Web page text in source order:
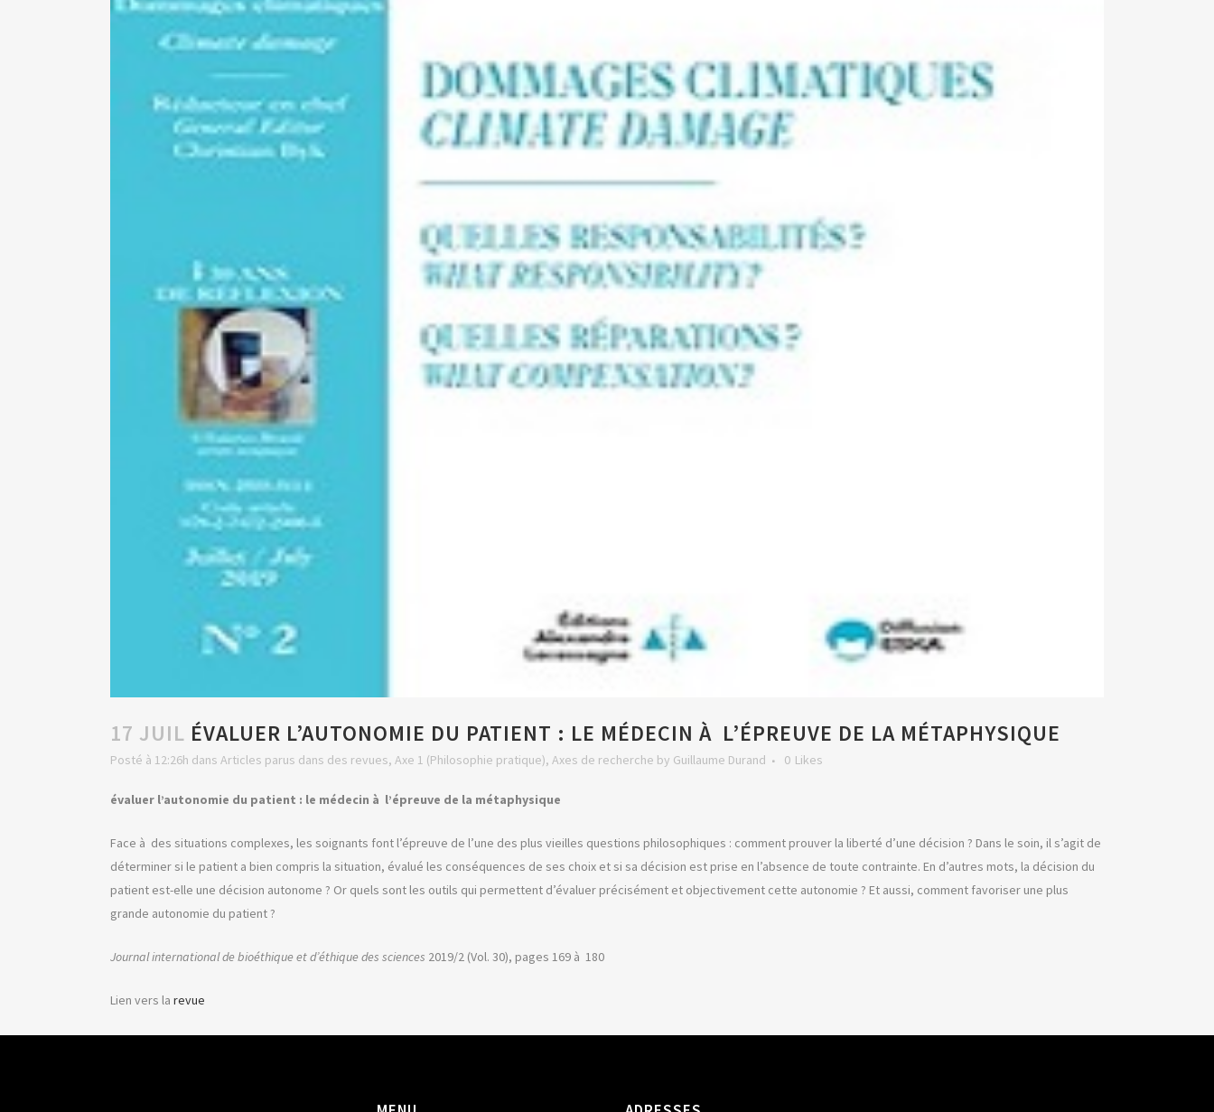
17 JUIL ÉVALUER L’AUTONOMIE DU PATIENT : LE MÉDECIN À L’ÉPREUVE DE LA MÉTAPHYSIQUE
Posté à 12:26h dans Articles parus dans des revues, Axe 1 (Philosophie pratique), Axes de recherche by Guillaume Durand 0 Likes
évaluer l’autonomie du patient : le médecin à l’épreuve de la métaphysique
Face à des situations complexes, les soignants font l’épreuve de l’une des plus vieilles questions philosophiques : comment prouver la liberté d’une décision ? Dans le soin, il s’agit de
déterminer si le patient a bien compris la situation, évalué les conséquences de ses choix et si sa décision est prise en l’absence de toute contrainte. En d’autres mots, la décision du
patient est-elle une décision autonome ? Or quels sont les outils qui permettent d’évaluer précisément et objectivement cette autonomie ? Et aussi, comment favoriser une plus
grande autonomie du patient ?
Journal international de bioéthique et d’éthique des sciences 2019/2 (Vol. 30), pages 169 à 180
Lien vers la revue